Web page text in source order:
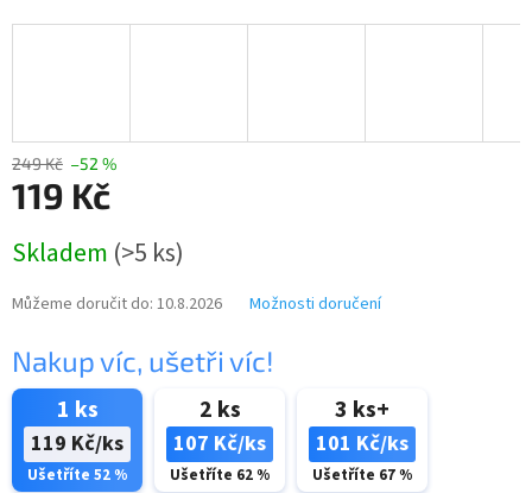
249 Kč –52 %
119 Kč
cena:
Skladem (>5 ks)
Můžeme doručit do: 10.8.2026 Možnosti doručení
Nakup víc, ušetři víc!
1 ks
119 Kč/ks
Ušetříte 52 %
2 ks
107 Kč/ks
Ušetříte 62 %
3 ks+
101 Kč/ks
Ušetříte 67 %